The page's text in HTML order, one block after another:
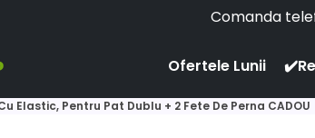
Comanda
Ofertele Lunii
Elastic, Pentru Pat Dublu + 2 Fete De Perna CADOU